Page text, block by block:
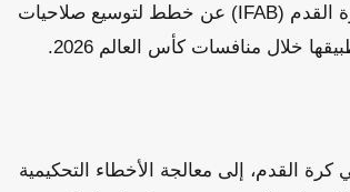
كشف الاتحاد الدولي لكرة القدم (فيفا) ومجلس الاتحاد الدولي لكرة القدم (IFAB) عن خطط لتوسيع صلاحيات
القدم، إلى معالجة الأخطاء التحكيمية